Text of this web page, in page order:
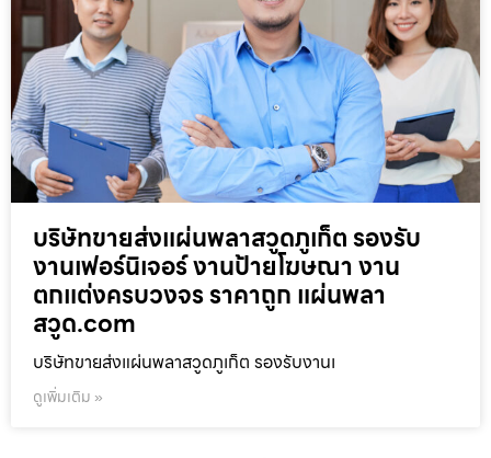
บริษัทขายส่งแผ่นพลาสวูดภูเก็ต รองรับ
งานเฟอร์นิเจอร์ งานป้ายโฆษณา งาน
ตกแต่งครบวงจร ราคาถูก แผ่นพลา
สวูด.com
บริษัทขายส่งแผ่นพลาสวูดภูเก็ต รองรับงานเ
ดูเพิ่มเติม »